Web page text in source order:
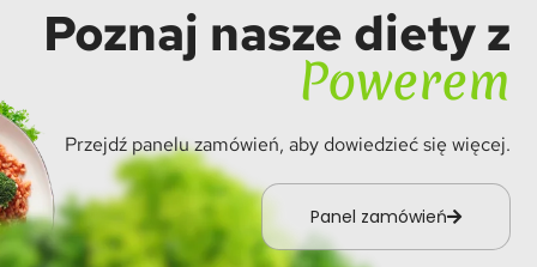
Poznaj nasze diety z
Powerem
Przejdź panelu zamówień, aby dowiedzieć się więcej.
Panel zamówień